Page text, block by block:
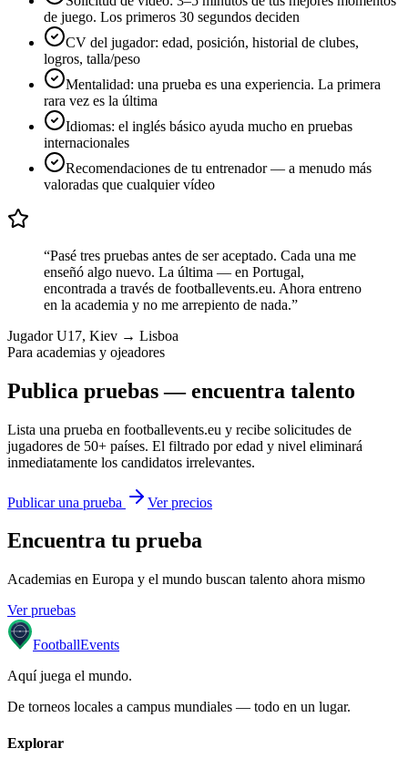
de juego. Los primeros 30 segundos deciden
CV del jugador: edad, posición, historial de clubes,
logros, talla/peso
Mentalidad: una prueba es una experiencia. La primera
rara vez es la última
Idiomas: el inglés básico ayuda mucho en pruebas
internacionales
Recomendaciones de tu entrenador — a menudo más
valoradas que cualquier vídeo
“Pasé tres pruebas antes de ser aceptado. Cada una me
enseñó algo nuevo. La última — en Portugal,
encontrada a través de footballevents.eu. Ahora entreno
en la academia y no me arrepiento de nada.”
Jugador U17, Kiev → Lisboa
Para academias y ojeadores
Publica pruebas — encuentra talento
Lista una prueba en footballevents.eu y recibe solicitudes de
jugadores de 50+ países. El filtrado por edad y nivel eliminará
inmediatamente los candidatos irrelevantes.
Publicar una prueba Ver precios
Encuentra tu prueba
Academias en Europa y el mundo buscan talento ahora mismo
Ver pruebas
FootballEvents
Aquí juega el mundo.
De torneos locales a campus mundiales — todo en un lugar.
Explorar